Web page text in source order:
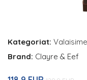
Kategoriat:
Brand: Clayre & Eef